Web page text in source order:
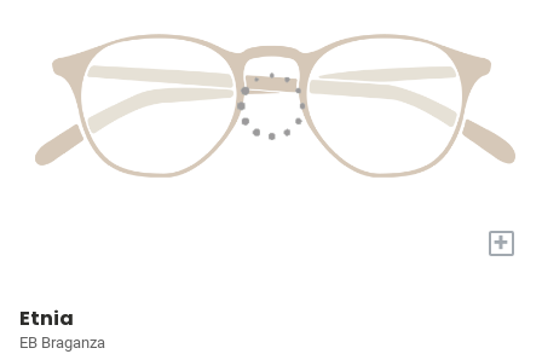
+
Etnia
EB Braganza